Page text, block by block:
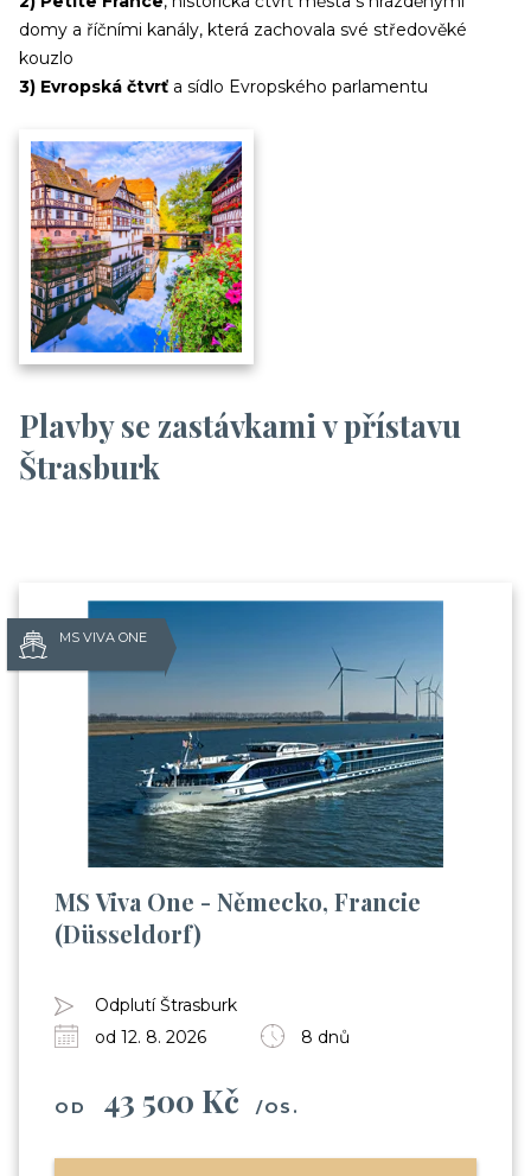
domy a říčními kanály, která zachovala své středověké
kouzlo
3) Evropská čtvrť a sídlo Evropského parlamentu
Plavby se zastávkami v přístavu
Štrasburk
MS VIVA ONE
MS Viva One - Německo, Francie
(Düsseldorf)
Odplutí Štrasburk
od 12. 8. 2026
8 dnů
OD 43 500 Kč /OS.